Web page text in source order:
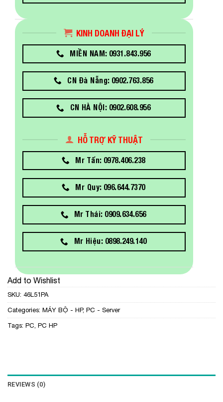
KINH DOANH ĐẠI LÝ
MIỀN NAM: 0931.843.956
CN Đà Nẵng: 0902.763.856
CN HÀ NỘI: 0902.608.956
HỖ TRỢ KỸ THUẬT
Mr Tấn: 0978.406.238
Mr Quy: 096.644.7370
Mr Thái: 0909.634.656
Mr Hiệu: 0898.249.140
Add to Wishlist
SKU: 46L51PA
Categories: MÁY BỘ - HP, PC - Server
Tags: PC PC HP
REVIEWS (0)